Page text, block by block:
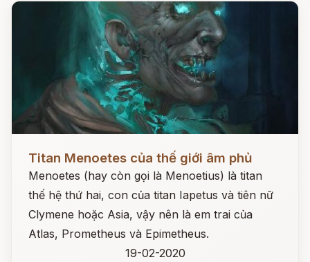
Titan Menoetes của thế giới âm phủ
Menoetes (hay còn gọi là Menoetius) là titan
thế hệ thứ hai, con của titan Iapetus và tiên nữ
Clymene hoặc Asia, vậy nên là em trai của
Atlas, Prometheus và Epimetheus.
19-02-2020